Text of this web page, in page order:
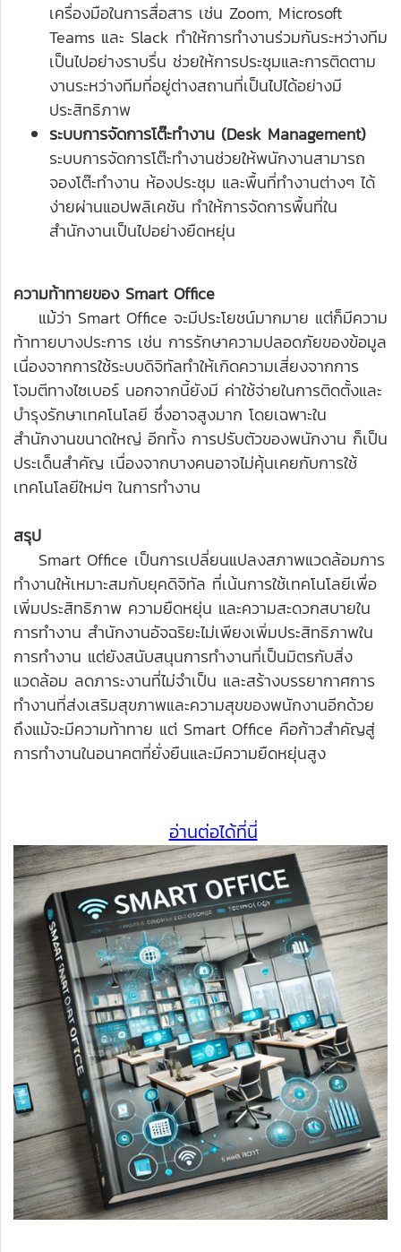
เครื่องมือในการสื่อสาร เช่น Zoom, Microsoft
Teams และ Slack ทำให้การทำงานร่วมกันระหว่างทีม
เป็นไปอย่างราบรื่น ช่วยให้การประชุมและการติดตาม
งานระหว่างทีมที่อยู่ต่างสถานที่เป็นไปได้อย่างมี
ประสิทธิภาพ
ระบบการจัดการโต๊ะทำงาน (Desk Management)
ระบบการจัดการโต๊ะทำงานช่วยให้พนักงานสามารถ
จองโต๊ะทำงาน ห้องประชุม และพื้นที่ทำงานต่างๆ ได้
ง่ายผ่านแอปพลิเคชัน ทำให้การจัดการพื้นที่ใน
สำนักงานเป็นไปอย่างยืดหยุ่น
ความท้าทายของ Smart Office
แม้ว่า Smart Office จะมีประโยชน์มากมาย แต่ก็มีความ
ท้าทายบางประการ เช่น การรักษาความปลอดภัยของข้อมูล
เนื่องจากการใช้ระบบดิจิทัลทำให้เกิดความเสี่ยงจากการ
โจมตีทางไซเบอร์ นอกจากนี้ยังมี ค่าใช้จ่ายในการติดตั้งและ
บำรุงรักษาเทคโนโลยี ซึ่งอาจสูงมาก โดยเฉพาะใน
สำนักงานขนาดใหญ่ อีกทั้ง การปรับตัวของพนักงาน ก็เป็น
ประเด็นสำคัญ เนื่องจากบางคนอาจไม่คุ้นเคยกับการใช้
เทคโนโลยีใหม่ๆ ในการทำงาน
สรุป
Smart Office เป็นการเปลี่ยนแปลงสภาพแวดล้อมการ
ทำงานให้เหมาะสมกับยุคดิจิทัล ที่เน้นการใช้เทคโนโลยีเพื่อ
เพิ่มประสิทธิภาพ ความยืดหยุ่น และความสะดวกสบายใน
การทำงาน สำนักงานอัจฉริยะไม่เพียงเพิ่มประสิทธิภาพใน
การทำงาน แต่ยังสนับสนุนการทำงานที่เป็นมิตรกับสิ่ง
แวดล้อม ลดภาระงานที่ไม่จำเป็น และสร้างบรรยากาศการ
ทำงานที่ส่งเสริมสุขภาพและความสุขของพนักงานอีกด้วย
ถึงแม้จะมีความท้าทาย แต่ Smart Office คือก้าวสำคัญสู่
การทำงานในอนาคตที่ยั่งยืนและมีความยืดหยุ่นสูง
อ่านต่อได้ที่นี่